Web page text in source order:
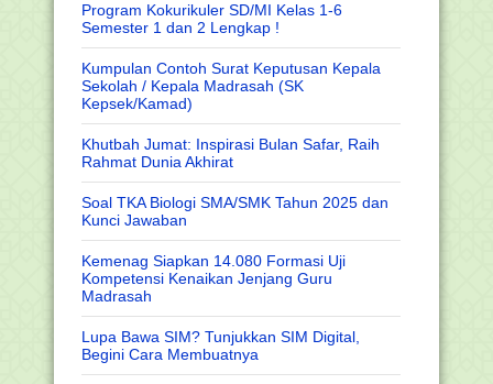
Program Kokurikuler SD/MI Kelas 1-6
Semester 1 dan 2 Lengkap !
Kumpulan Contoh Surat Keputusan Kepala
Sekolah / Kepala Madrasah (SK
Kepsek/Kamad)
Khutbah Jumat: Inspirasi Bulan Safar, Raih
Rahmat Dunia Akhirat
Soal TKA Biologi SMA/SMK Tahun 2025 dan
Kunci Jawaban
Kemenag Siapkan 14.080 Formasi Uji
Kompetensi Kenaikan Jenjang Guru
Madrasah
Lupa Bawa SIM? Tunjukkan SIM Digital,
Begini Cara Membuatnya